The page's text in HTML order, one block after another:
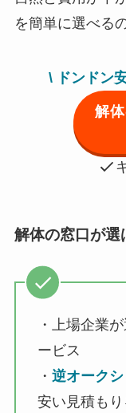
を簡単に選べる
\ ドンドン
解
解体の窓口が選
・上場企業
ービス
・ 逆オーク
安い見積も